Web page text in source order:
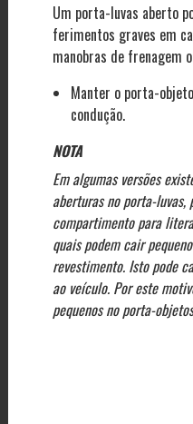
Um porta-luvas aberto
ferimentos graves em
manobras de frenagem
Manter o porta-
condução.
NOTA
Em algumas versões
aberturas no porta-luvas,
compartimento para
quais podem cair
revestimento. Isto pode
ao veículo. Por este
pequenos no porta-